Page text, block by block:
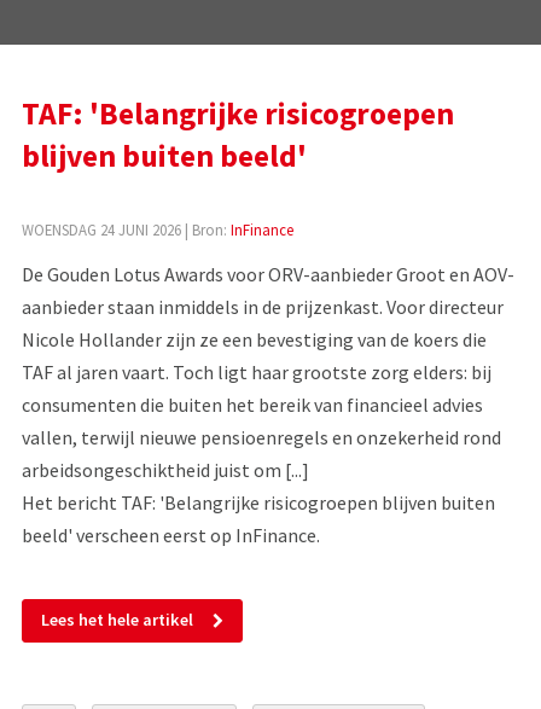
TAF: 'Belangrijke risicogroepen
blijven buiten beeld'
WOENSDAG 24 JUNI 2026| Bron: InFinance
De Gouden Lotus Awards voor ORV-aanbieder Groot en AOV-
aanbieder staan inmiddels in de prijzenkast. Voor directeur
Nicole Hollander zijn ze een bevestiging van de koers die
TAF al jaren vaart. Toch ligt haar grootste zorg elders: bij
consumenten die buiten het bereik van financieel advies
vallen, terwijl nieuwe pensioenregels en onzekerheid rond
arbeidsongeschiktheid juist om [...]
Het bericht TAF: 'Belangrijke risicogroepen blijven buiten
beeld' verscheen eerst op InFinance.
Lees het hele artikel